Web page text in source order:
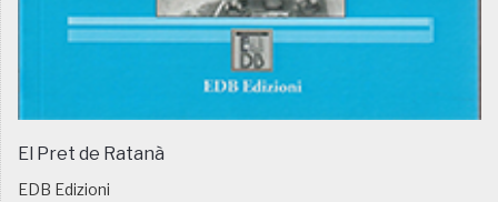
El Pret de Ratanà
EDB Edizioni